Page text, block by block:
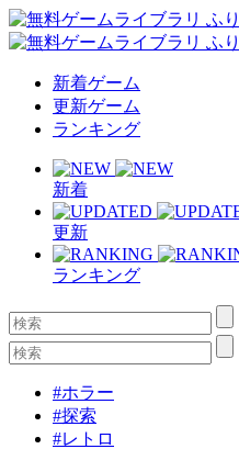
新着ゲーム
更新ゲーム
ランキング
新着
更新
ランキング
#ホラー
#探索
#レトロ